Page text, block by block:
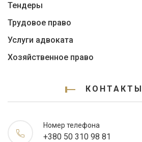
Тендеры
Трудовое право
Услуги адвоката
Хозяйственное право
КОНТАКТЫ
Номер телефона
+380 50 310 98 81